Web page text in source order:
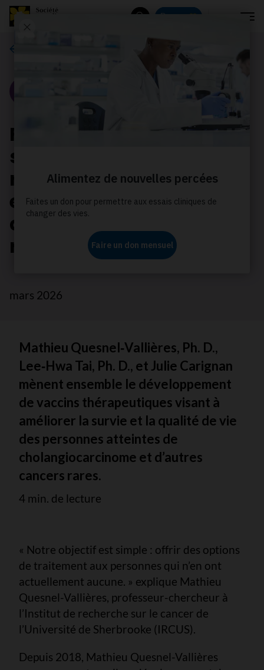
Donnez
Faire progresser la
science : quand la
recherche redonne
espoir aux personnes
atteintes de cancers
rares
mars 2026
Mathieu Quesnel‑Vallières, Ph. D.,
Lee‑Hwa Tai, Ph. D., et Julie Carignan
mènent ensemble le développement
de vaccins thérapeutiques visant à
améliorer la survie et la qualité de vie
des personnes atteintes de
cholangiocarcinome et d’autres
cancers rares.
4 min. de lecture
« Notre objectif est simple : offrir des options
de traitement aux personnes qui n’en ont
actuellement aucune. » explique Mathieu
Quesnel-Vallières, professeur-chercheur à
l’Institut de recherche sur le cancer de
l’Université de Sherbrooke (IRCUS).
Depuis 2018, Mathieu Quesnel-Vallières